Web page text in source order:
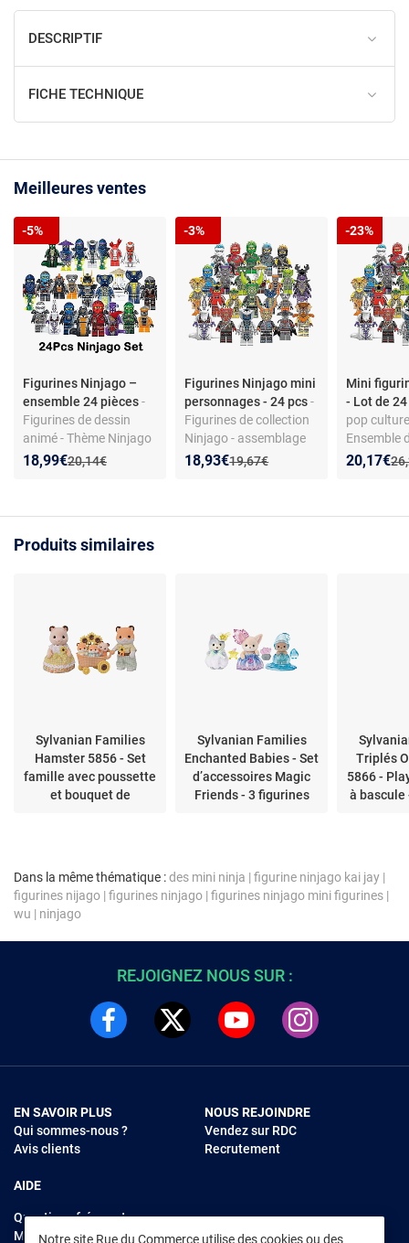
DESCRIPTIF
FICHE TECHNIQUE
Meilleures ventes
Figurines Ninjago –
ensemble 24 pièces-
Figurines de dessin
animé - Thème Ninjago
- Lot de 24 mini-
Ancien prix :
20,14€
Nouveau prix :
18,99€
Réduction de :
-5%
Figurines Ninjago mini
personnages - 24 pcs-
Figurines de collection
Ninjago - assemblage
facile sans notice -
Ancien prix :
19,67€
Nouveau prix :
18,93€
Réduction de :
-3%
Mini
- Lot de
pop
Ensemble
figures à
Nouveau
20,17€
-23%
Produits similaires
Sylvanian Families
Hamster 5856 - Set
famille avec poussette
et bouquet de
Sylvanian Families
Enchanted Babies - Set
d’accessoires Magic
Friends - 3 figurines
Triplés
5866 -
à
Dans la même thématique :des mini ninja | figurine ninjago kai jay |
figurines nijago | figurines ninjago | figurines ninjago mini figurines |
wu | ninjago
Notre site Rue du Commerce utilise des cookies ou des
REJOIGNEZ NOUS SUR :
EN SAVOIR PLUS
Qui sommes-nous ?
Avis clients
AIDE
Questions fréquentes
Modes de règlements
NOUS REJOINDRE
Vendez sur RDC
Recrutement